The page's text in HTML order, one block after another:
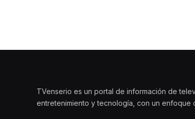
TVenserio es un portal de información de
entretenimiento y tecnología, con un enfoque